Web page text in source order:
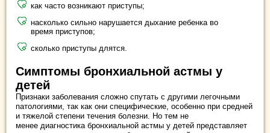
как часто возникают приступы;
насколько сильно нарушается дыхание ребенка во
время приступов;
сколько приступы длятся.
Симптомы бронхиальной астмы у
детей
Признаки заболевания сложно спутать с другими легочными
патологиями, так как они специфические, особенно при средней
и тяжелой степени течения болезни. Но тем не
менее диагностика бронхиальной астмы у детей представляет